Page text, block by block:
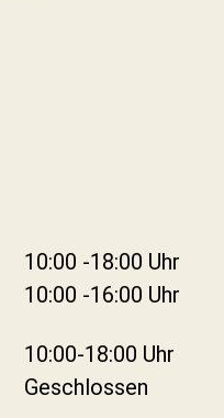
10:00 -18:00 Uhr
10:00 -16:00 Uhr
10:00-18:00 Uhr
Geschlossen